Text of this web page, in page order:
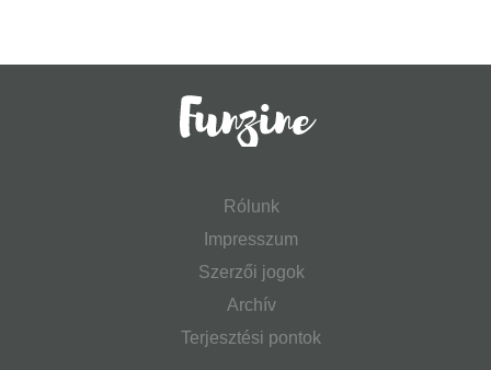
Rólunk
Impresszum
Szerzői jogok
Archív
Terjesztési pontok